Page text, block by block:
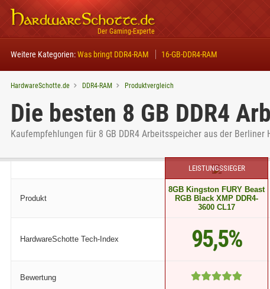
Der Gaming-Experte
Weitere Kategorien:Was bringt DDR4-RAM 16-GB-DDR4-RAM
HardwareSchotte.de DDR4-RAM Produktvergleich
Die besten 8 GB DDR4
Kaufempfehlungen für 8 GB DDR4 Arbeitsspeicher aus der Berliner
LEISTUNGSSIEGER
Produkt
8GB Kingston FURY Beast
RGB Black XMP DDR4-
3600 CL17
HardwareSchotte Tech-Index 95,5%
Bewertung